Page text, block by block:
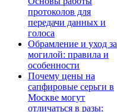
протоколов для
передачи данных и
голоса
Обрамление и уход за
могилой: правила и
особенности
Почему цены на
сапфировые серьги в
Москве могут
отличаться в разы: